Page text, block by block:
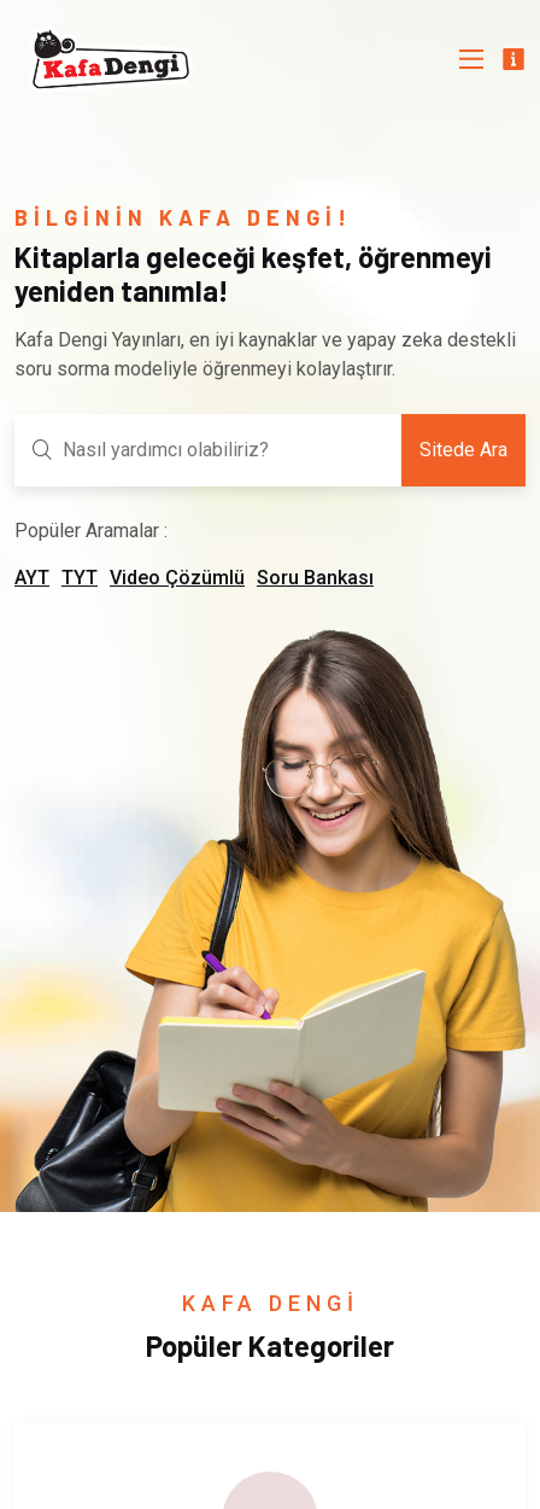
BİLGİNİN KAFA DENGİ!
Kitaplarla geleceği keşfet, öğrenmeyi
yeniden tanımla!
Kafa Dengi Yayınları, en iyi kaynaklar ve yapay zeka destekli
soru sorma modeliyle öğrenmeyi kolaylaştırır.
Sitede Ara
Popüler Aramalar :
AYT TYT Video Çözümlü Soru Bankası
KAFA DENGİ
Popüler Kategoriler